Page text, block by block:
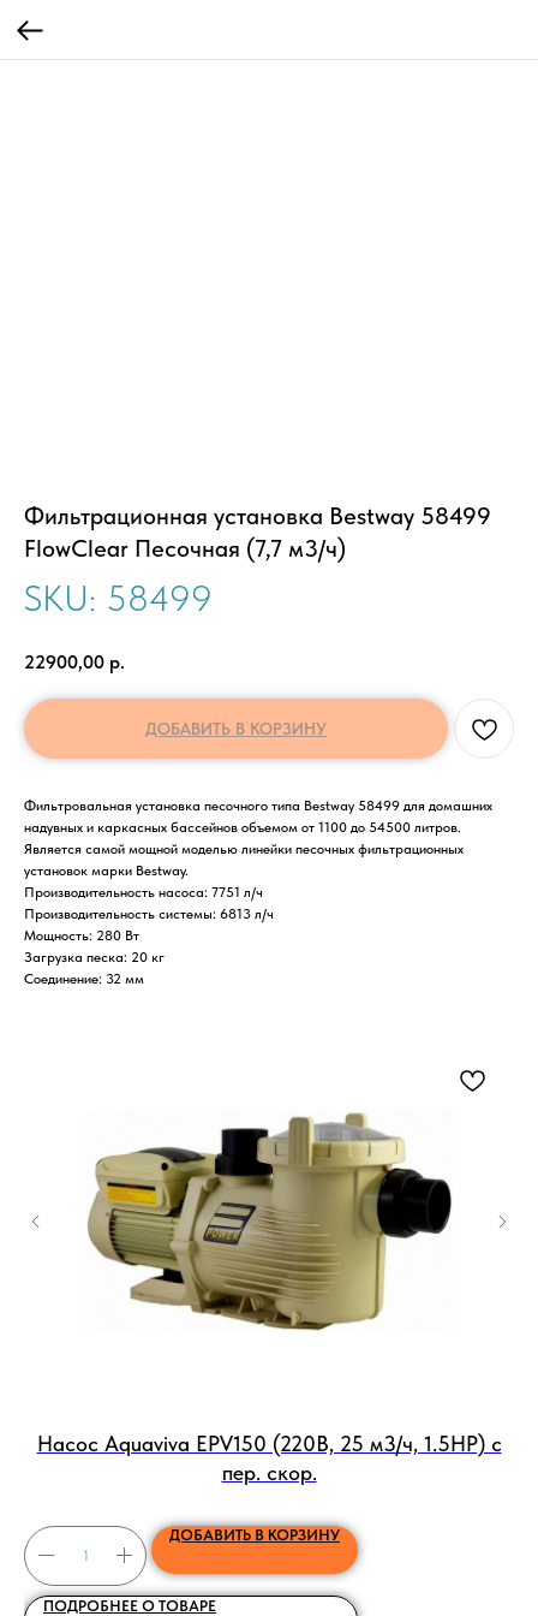
Фильтрационная установка Bestway 58499
FlowClear Песочная (7,7 м3/ч)
SKU: 58499
22900,00 р.
ДОБАВИТЬ В КОРЗИНУ
Фильтровальная установка песочного типа Bestway 58499 для домашних
надувных и каркасных бассейнов объемом от 1100 до 54500 литров.
Является самой мощной моделью линейки песочных фильтрационных
установок марки Bestway.
Производительность насоса: 7751 л/ч
Производительность системы: 6813 л/ч
Мощность: 280 Вт
Загрузка песка: 20 кг
Соединение: 32 мм
Насос Aquaviva EPV150 (220В, 25 м3/ч, 1.5HP) с
пер. скор.
ДОБАВИТЬ В КОРЗИНУ
ПОДРОБНЕЕ О ТОВАРЕ